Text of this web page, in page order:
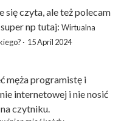
się czyta, ale też polecam
np tutaj: Wirtualna
· 15 April 2024
męża programistę i
internetowej i nie nosić
czytniku.